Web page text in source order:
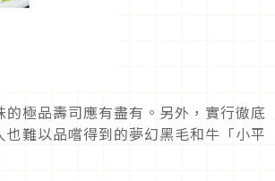
極品壽司應有盡有。另外，實行徹底
難以品嚐得到的夢幻黑毛和牛「小平